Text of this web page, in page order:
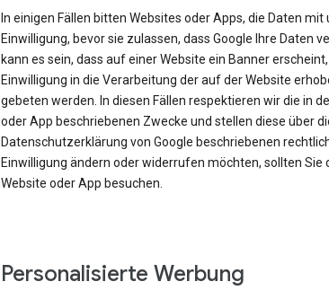
In einigen Fällen bitten Websites oder Apps, die Daten mit
Einwilligung, bevor sie zulassen, dass Google Ihre Daten
kann es sein, dass auf einer Website ein Banner
Einwilligung in die Verarbeitung der auf der Website
gebeten werden. In diesen Fällen respektieren wir die in
oder App beschriebenen Zwecke und stellen diese über
Datenschutzerklärung von Google beschriebenen
Einwilligung ändern oder widerrufen möchten, sollten Sie
Website oder App besuchen.
Personalisierte Werbung